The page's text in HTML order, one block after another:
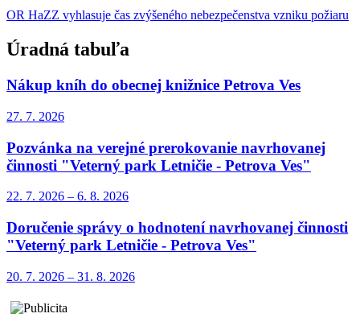
OR HaZZ vyhlasuje čas zvýšeného nebezpečenstva vzniku požiaru
Úradná tabuľa
Nákup kníh do obecnej knižnice Petrova Ves
27. 7. 2026
Pozvánka na verejné prerokovanie navrhovanej
činnosti "Veterný park Letničie - Petrova Ves"
22. 7. 2026 – 6. 8. 2026
Doručenie správy o hodnotení navrhovanej činnosti
"Veterný park Letničie - Petrova Ves"
20. 7. 2026 – 31. 8. 2026